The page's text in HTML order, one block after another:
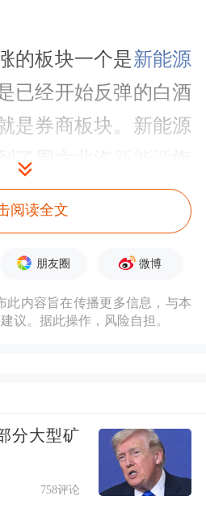
的板块一个是新能源
已经开始反弹的白酒
是券商板块。新能源
了周六北汽
为HI版投放市场消息
称自己不造车，但是
是系统设计。现在已
包括和长安形成了合
向所有的 汽车行业厂
确比很多涌入做新能
高一着。因为华为在
的，这就直接点燃了
一种新智能车的投资
阅读全文
朋友圈 微博
此内容旨在传播更多信息，与本
议。据此操作，风险自担。
分大型矿
758评论